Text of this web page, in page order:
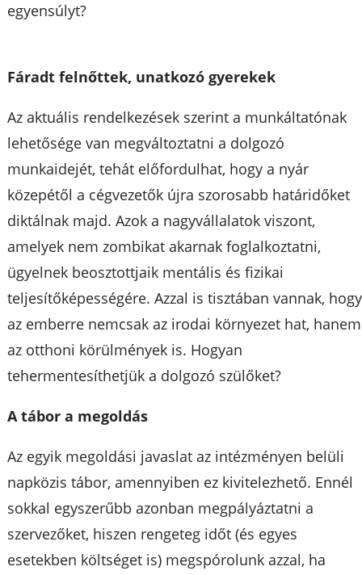
egyensúlyt?
Fáradt felnőttek, unatkozó gyerekek
Az aktuális rendelkezések szerint a munkáltatónak
lehetősége van megváltoztatni a dolgozó
munkaidejét, tehát előfordulhat, hogy a nyár
közepétől a cégvezetők újra szorosabb határidőket
diktálnak majd. Azok a nagyvállalatok viszont,
amelyek nem zombikat akarnak foglalkoztatni,
ügyelnek beosztottjaik mentális és fizikai
teljesítőképességére. Azzal is tisztában vannak, hogy
az emberre nemcsak az irodai környezet hat, hanem
az otthoni körülmények is. Hogyan
tehermentesíthetjük a dolgozó szülőket?
A tábor a megoldás
Az egyik megoldási javaslat az intézményen belüli
napközis tábor, amennyiben ez kivitelezhető. Ennél
sokkal egyszerűbb azonban megpályáztatni a
szervezőket, hiszen rengeteg időt (és egyes
esetekben költséget is) megspórolunk azzal, ha